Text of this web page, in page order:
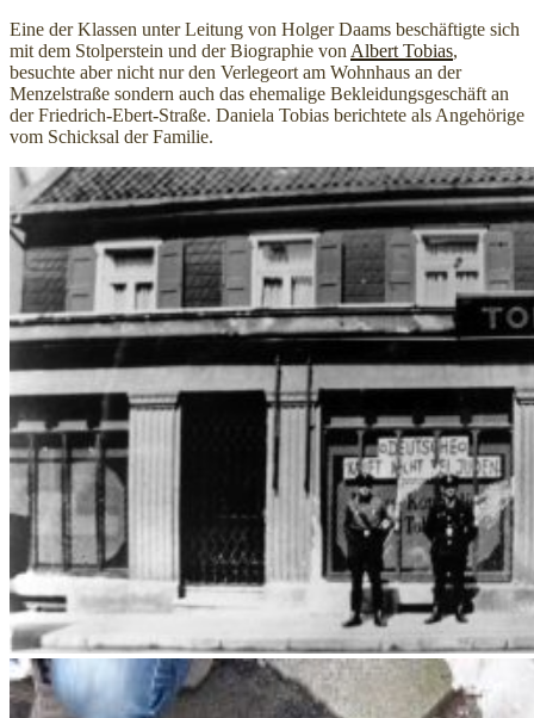
Eine der Klassen unter Leitung von Holger Daams beschäftigte sich
mit dem Stolperstein und der Biographie von Albert Tobias,
besuchte aber nicht nur den Verlegeort am Wohnhaus an der
Menzelstraße sondern auch das ehemalige Bekleidungsgeschäft an
der Friedrich-Ebert-Straße. Daniela Tobias berichtete als Angehörige
vom Schicksal der Familie.